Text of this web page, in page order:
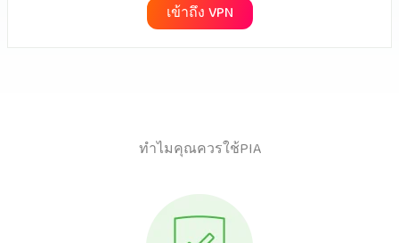
เข้าถึง VPN
ทำไมคุณควรใช้PIA